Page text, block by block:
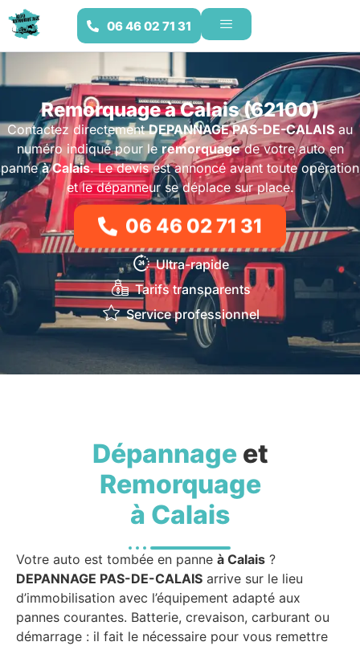
06 46 02 71 31
Remorquage à Calais (62100)
Contactez directementDEPANNAGE PAS-DE-CALAIS au
numéro indiqué pour leremorquagede votre auto en
panneà Calais. Le devis est annoncé avant toute opération
et le dépanneur se déplace sur place.
06 46 02 71 31
Ultra-rapide
Tarifs transparents
Service professionnel
Dépannageet
Remorquage
à Calais
Votre auto est tombée en panne à Calais ?
DEPANNAGE PAS-DE-CALAIS arrive sur le lieu
d’immobilisation avec l’équipement adapté aux
pannes courantes. Batterie, crevaison, carburant ou
démarrage : il fait le nécessaire pour vous remettre